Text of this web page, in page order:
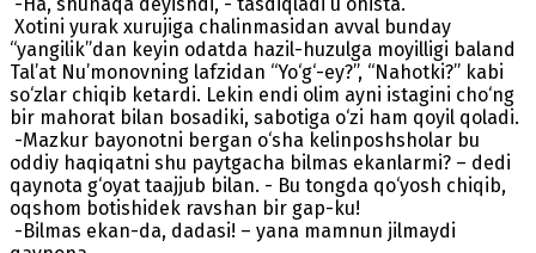
Xotini yurak xurujiga chalinmasidan avval bunday
“yangilik”dan keyin odatda hazil-huzulga moyilligi baland
Tal’at Nu’monovning lafzidan “Yo‘g‘-ey?”, “Nahotki?” kabi
so‘zlar chiqib ketardi. Lekin endi olim ayni istagini cho‘ng
bir mahorat bilan bosadiki, sabotiga o‘zi ham qoyil qoladi.
-Mazkur bayonotni bergan o‘sha kelinposhsholar bu
oddiy haqiqatni shu paytgacha bilmas ekanlarmi? – dedi
qaynota g‘oyat taajjub bilan. - Bu tongda qo‘yosh chiqib,
oqshom botishidek ravshan bir gap-ku!
-Bilmas ekan-da, dadasi! – yana mamnun jilmaydi